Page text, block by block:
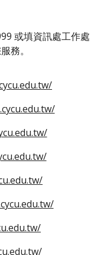
或填資訊處工作處
務。